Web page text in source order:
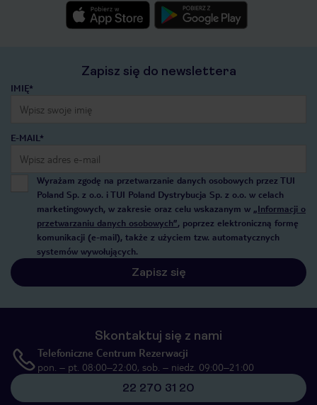
Zapisz się do newslettera
IMIĘ*
E-MAIL*
Wyrażam zgodę na przetwarzanie danych osobowych przez TUI
Poland Sp. z o.o. i TUI Poland Dystrybucja Sp. z o.o. w celach
marketingowych, w zakresie oraz celu wskazanym w „Informacji o
przetwarzaniu danych osobowych”, poprzez elektroniczną formę
komunikacji (e-mail), także z użyciem tzw. automatycznych
systemów wywołujących.
Zapisz się
Skontaktuj się z nami
Telefoniczne Centrum Rezerwacji
pon. – pt. 08:00–22:00, sob. – niedz. 09:00–21:00
22 270 31 20